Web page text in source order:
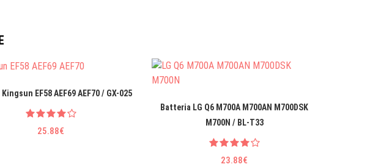
EF58 AEF69 AEF70 / GX-025
25.88€
Batteria LG Q6 M700A M700AN M700DSK
M700N / BL-T33
23.88€